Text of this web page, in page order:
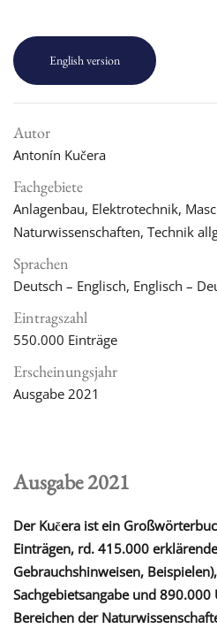
English version
Autor
Antonín Kučera
Fachgebiete
Anlagenbau, Elektrotechnik,
Naturwissenschaften, Technik
Sprachen
Deutsch – Englisch, Englisch –
Eintragszahl
550.000 Einträge
Erscheinungsjahr
Ausgabe 2021
Ausgabe 2021
Der Kučera ist ein
Einträgen, rd. 415.000
Gebrauchshinweisen,
Sachgebietsangabe und
Bereichen der